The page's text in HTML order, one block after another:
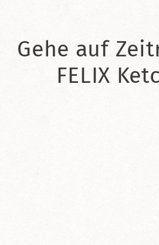
Gehe auf
FELIX